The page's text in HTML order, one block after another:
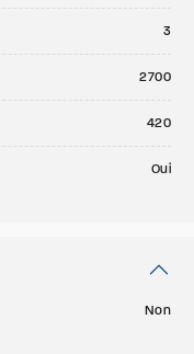
3
2700
420
Oui
Non